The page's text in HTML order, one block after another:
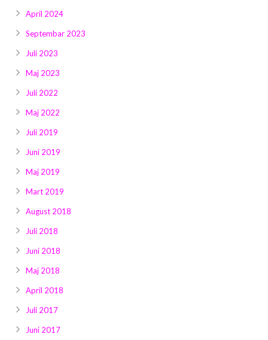
April 2024
Septembar 2023
Juli 2023
Maj 2023
Juli 2022
Maj 2022
Juli 2019
Juni 2019
Maj 2019
Mart 2019
August 2018
Juli 2018
Juni 2018
Maj 2018
April 2018
Juli 2017
Juni 2017